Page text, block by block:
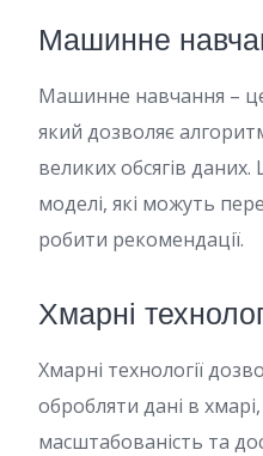
Машинне
Машинне навчання –
який дозволяє
великих обсягів
моделі, які можуть
робити рекомендації.
Хмарні
Хмарні технології
обробляти дані в
масштабованість та